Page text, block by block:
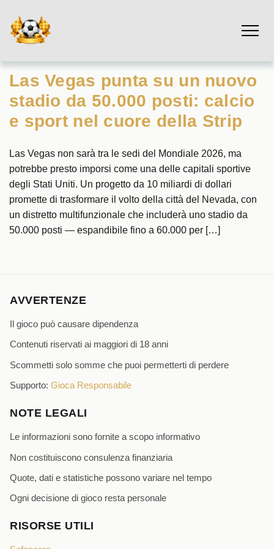
Las Vegas punta su un nuovo
stadio da 50.000 posti: calcio
e sport nel cuore della Strip
Las Vegas non sarà tra le sedi del Mondiale 2026, ma
potrebbe presto imporsi come una delle capitali sportive
degli Stati Uniti. Un progetto da 10 miliardi di dollari
promette di trasformare il volto della città del Nevada, con
un distretto multifunzionale che includerà uno stadio da
50.000 posti — espandibile fino a 60.000 per […]
AVVERTENZE
Il gioco può causare dipendenza
Contenuti riservati ai maggiori di 18 anni
Scommetti solo somme che puoi permetterti di perdere
Supporto: Gioca Responsabile
NOTE LEGALI
Le informazioni sono fornite a scopo informativo
Non costituiscono consulenza finanziaria
Quote, dati e statistiche possono variare nel tempo
Ogni decisione di gioco resta personale
RISORSE UTILI